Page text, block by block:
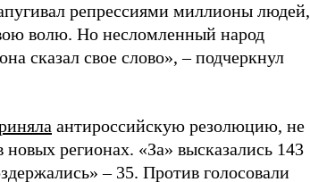
репрессиями миллионы людей,
волю. Но несломленный народ
сказал свое слово», – подчеркнул
антироссийскую резолюцию, не
регионах. «За» высказались 143
– 35. Против голосовали